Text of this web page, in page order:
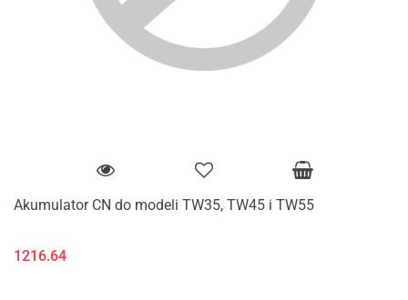
Akumulator CN do modeli TW35, TW45 i TW55
1216.64